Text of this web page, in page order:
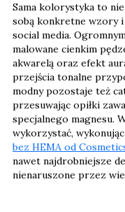
Sama kolorystyka to
sobą konkretne wzory
social media.
malowane cienkim
akwarelą oraz efekt
przejścia tonalne
modny pozostaje też
przesuwając opiłki
specjalnego magnesu.
wykorzystać,
bez HEMA od
nawet najdrobniejsze
nienaruszone przez